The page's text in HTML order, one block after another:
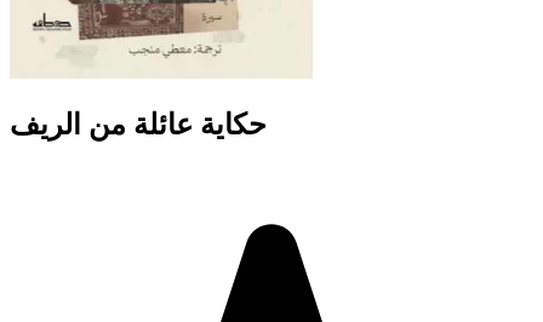
حكاية عائلة من الريف